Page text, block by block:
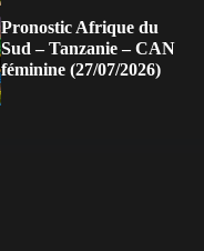
Pronostic Afrique du
Sud – Tanzanie – CAN
féminine (27/07/2026)